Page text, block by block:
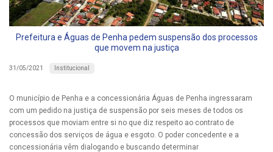
Prefeitura e Águas de Penha pedem suspensão dos processos
que movem na justiça
31/05/2021 Institucional
O município de Penha e a concessionária Águas de Penha ingressaram
com um pedido na justiça de suspensão por seis meses de todos os
processos que moviam entre si no que diz respeito ao contrato de
concessão dos serviços de água e esgoto. O poder concedente e a
concessionária vêm dialogando e buscando determinar